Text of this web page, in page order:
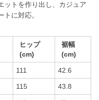
ットを作り出し、カジュア
に対応。
ヒップ
(cm)
裾幅
(cm)
111 42.6
115 43.8